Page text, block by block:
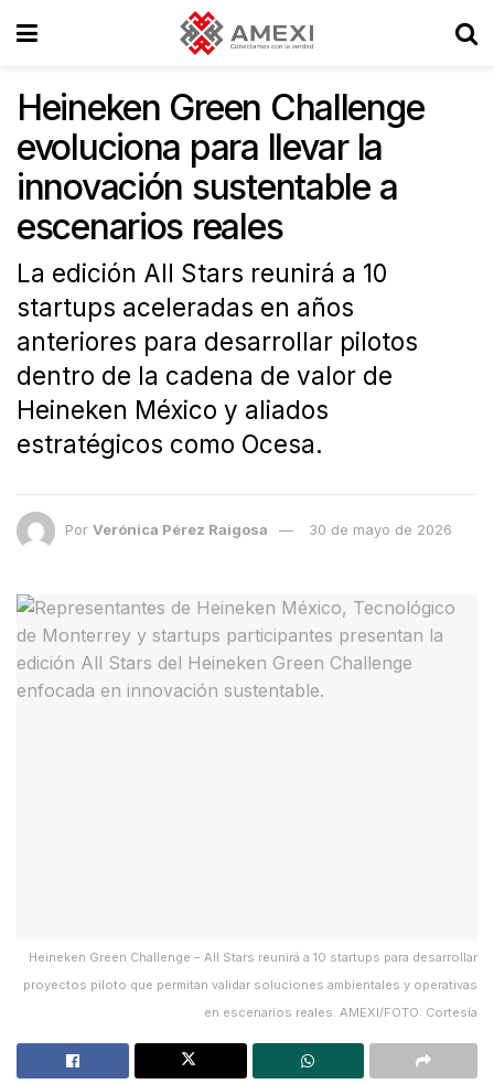
Heineken Green Challenge
evoluciona para llevar la
innovación sustentable a
escenarios reales
La edición All Stars reunirá a 10
startups aceleradas en años
anteriores para desarrollar pilotos
dentro de la cadena de valor de
Heineken México y aliados
estratégicos como Ocesa.
Por Verónica Pérez Raigosa 30 de mayo de 2026
Heineken Green Challenge – All Stars reunirá a 10 startups para desarrollar
proyectos piloto que permitan validar soluciones ambientales y operativas
en escenarios reales. AMEXI/FOTO: Cortesía